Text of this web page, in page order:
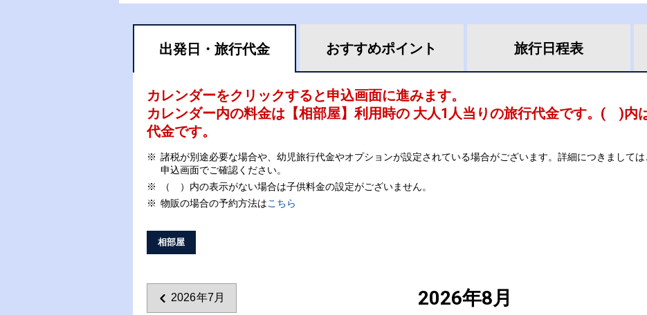
出発日・ 旅行代金 おすすめポイント 旅行日程表
カレンダーをクリックすると申込画面に進みます。
カレンダー内の料金は 【相部屋】利用時の 大人1人当りの旅行代金です。 ( )内
代金です。
諸税が別途必要な場合や、幼児旅行代金やオプションが設定されている場合がございます。詳細につきましては
申込画面でご確認ください。
（ ）内の表示がない場合は子供料金の設定がございません。
物販の場合の予約方法はこちら
相部屋
2026年7月 2026年8月